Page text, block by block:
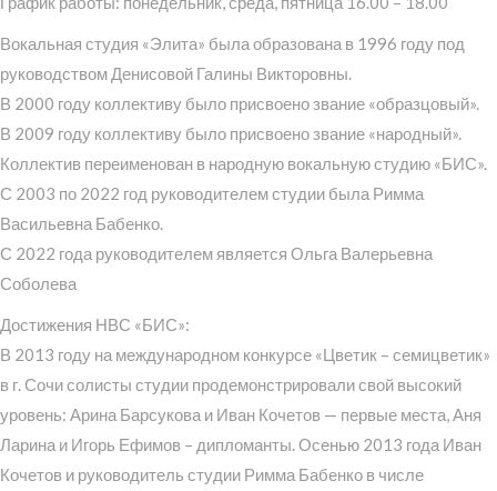
Вокальная студия «Элита» была образована в 1996 году под
руководством Денисовой Галины Викторовны.
В 2000 году коллективу было присвоено звание «образцовый».
В 2009 году коллективу было присвоено звание «народный».
Коллектив переименован в народную вокальную студию «БИС».
С 2003 по 2022 год руководителем студии была Римма
Васильевна Бабенко.
С 2022 года руководителем является Ольга Валерьевна
Соболева
Достижения НВС «БИС»:
В 2013 году на международном конкурсе «Цветик – семицветик»
в г. Сочи солисты студии продемонстрировали свой высокий
уровень: Арина Барсукова и Иван Кочетов — первые места, Аня
Ларина и Игорь Ефимов – дипломанты. Осенью 2013 года Иван
Кочетов и руководитель студии Римма Бабенко в числе